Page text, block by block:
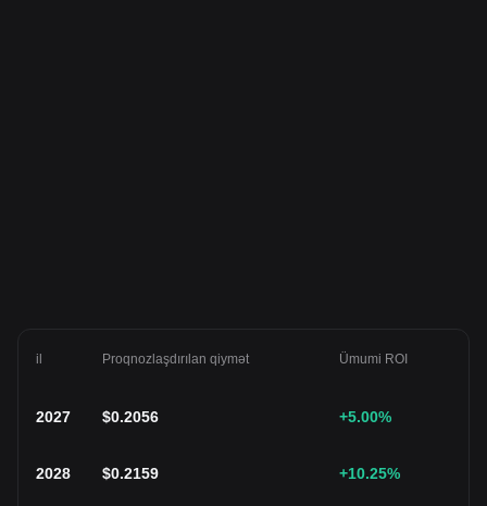
il Proqnozlaşdırılan qiymət Ümumi ROI
2027 $0.2056 +5.00%
2028 $0.2159 +10.25%